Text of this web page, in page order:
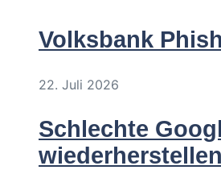
Volksbank
22. Juli 2026
Schlechte
wiederherstellen